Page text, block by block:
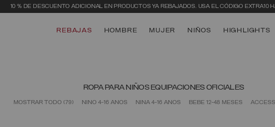
10 % DE DESCUENTO ADICIONAL EN PRODUCTOS YA REBAJADOS. USA EL CÓDIGO EXTRA10
REBAJAS HOMBRE MUJER NIÑOS HIGHLIGHTS
ROPA PARA NIÑOS EQUIPACIONES OFICIALES
MOSTRAR TODO (79) NIÑO 4-16 AÑOS NIÑA 4-16 AÑOS BÉBÉ 12-48 MESES